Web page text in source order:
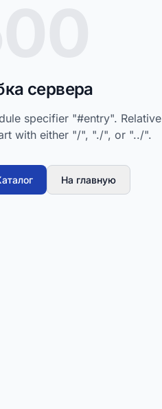
сервера
specifier "#entry". Relative
with either "/", "./", or "../".
На главную